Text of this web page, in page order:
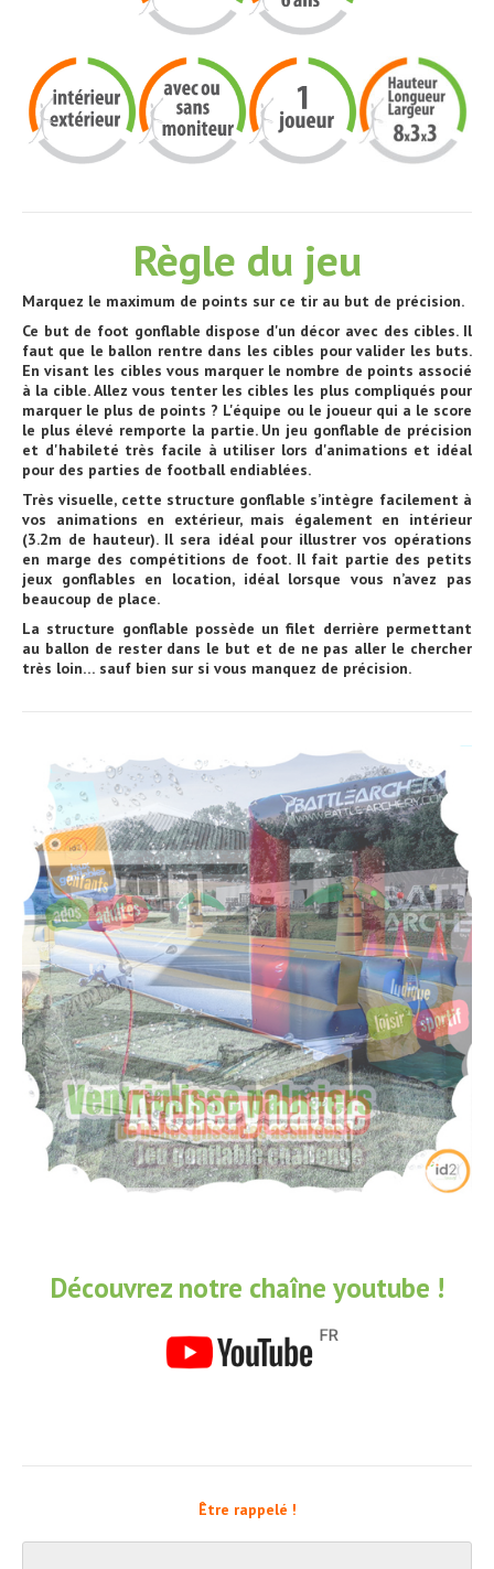
Règle du jeu
Marquez le maximum de points sur ce tir au but de précision.
Ce but de foot gonflable dispose d'un décor avec des cibles. Il
faut que le ballon rentre dans les cibles pour valider les buts.
En visant les cibles vous marquer le nombre de points associé
à la cible. Allez vous tenter les cibles les plus compliqués pour
marquer le plus de points ? L'équipe ou le joueur qui a le score
le plus élevé remporte la partie. Un jeu gonflable de précision
et d'habileté très facile à utiliser lors d'animations et idéal
pour des parties de football endiablées.
Très visuelle, cette structure gonflable s’intègre facilement à
vos animations en extérieur, mais également en intérieur
(3.2m de hauteur). Il sera idéal pour illustrer vos opérations
en marge des compétitions de foot. Il fait partie des petits
jeux gonflables en location, idéal lorsque vous n’avez pas
beaucoup de place.
La structure gonflable possède un filet derrière permettant
au ballon de rester dans le but et de ne pas aller le chercher
très loin… sauf bien sur si vous manquez de précision.
Découvrez notre chaîne youtube !
Être rappelé !